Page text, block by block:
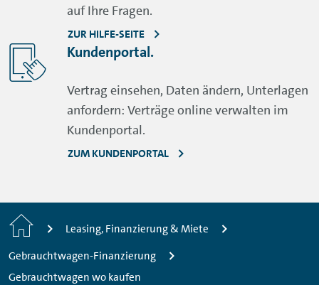
auf Ihre Fragen.
ZUR HILFE-SEITE
Kundenportal.
Vertrag einsehen, Daten ändern, Unterlagen
anfordern: Verträge online verwalten im
Kundenportal.
ZUM KUNDENPORTAL
StartseiteLeasing, Finanzierung & Miete
Gebrauchtwagen-Finanzierung
Gebrauchtwagen wo kaufen